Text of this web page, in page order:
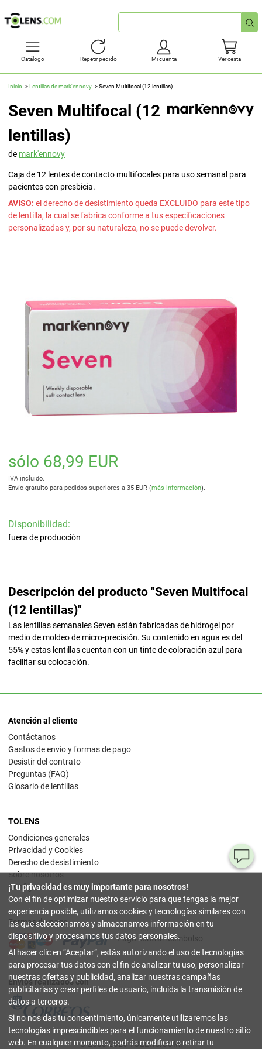
Búsqueda
rápida
Catálogo Repetir pedido Mi cuenta Ver cesta
Inicio Lentillas de mark'ennovy Seven Multifocal (12 lentillas)
Seven Multifocal (12
lentillas)
de mark'ennovy
Caja de 12 lentes de contacto multifocales para uso semanal para
pacientes con presbicia.
AVISO: el derecho de desistimiento queda EXCLUIDO para este tipo
de lentilla, la cual se fabrica conforme a tus especificaciones
personalizadas y, por su naturaleza, no se puede devolver.
sólo 68,99 EUR
IVA incluido.
Envío gratuito para pedidos superiores a 35 EUR (más información).
Disponibilidad:
fuera de producción
Descripción del producto "Seven Multifocal
(12 lentillas)"
Las lentillas semanales Seven están fabricadas de hidrogel por
medio de moldeo de micro-precisión. Su contenido en agua es del
55% y estas lentillas cuentan con un tinte de coloración azul para
facilitar su colocación.
Atención al cliente
Contáctanos
Gastos de envío y formas de pago
Desistir del contrato
Preguntas (FAQ)
Glosario de lentillas
TOLENS
Condiciones generales
Privacidad y Cookies
Derecho de desistimiento
Sobre nosotros
Configuración de privacidad
Formas de pago
Pago contrarreembolso
Envíos realizados con
© 2003-2026 TOLENS.COM.
¡Tu privacidad es muy importante para nosotros!
Con el fin de optimizar nuestro servicio para que tengas la mejor
experiencia posible, utilizamos cookies y tecnologías similares con
las que seleccionamos y almacenamos información en tu
dispositivo y procesamos tus datos personales.
Al hacer clic en Aceptar , estás autorizando el uso de tecnologías
para procesar tus datos con el fin de analizar tu uso, personalizar
nuestras ofertas y publicidad, analizar nuestras campañas
publicitarias y crear perfiles de usuario, incluida la transmisión de
datos a terceros.
Si no nos das tu consentimiento, únicamente utilizaremos las
tecnologías imprescindibles para el funcionamiento de nuestro sitio
web. En cualquier momento, podrás modificar o retirar tu